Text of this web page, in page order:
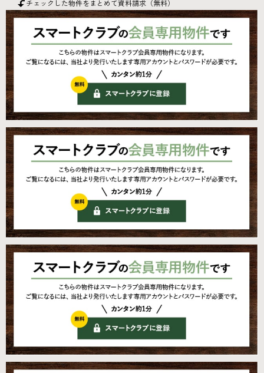
チェックした物件をまとめて資料請求（無料）